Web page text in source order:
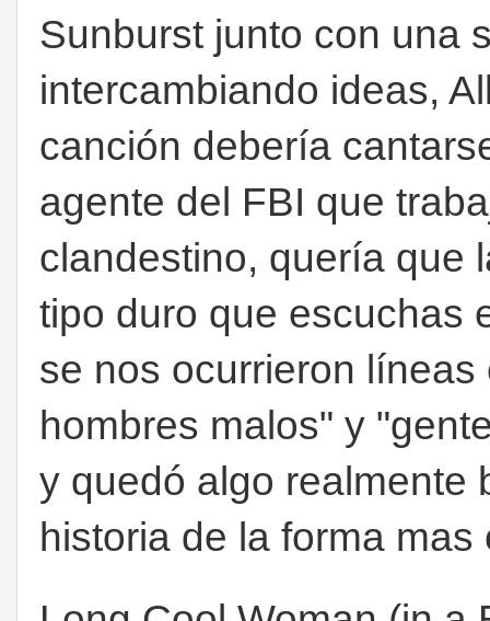
Sunburst junto con una
intercambiando ideas,
canción debería
agente del FBI que
clandestino, quería que
tipo duro que escuchas
se nos ocurrieron
hombres malos" y
y quedó algo realmente
historia de la forma mas